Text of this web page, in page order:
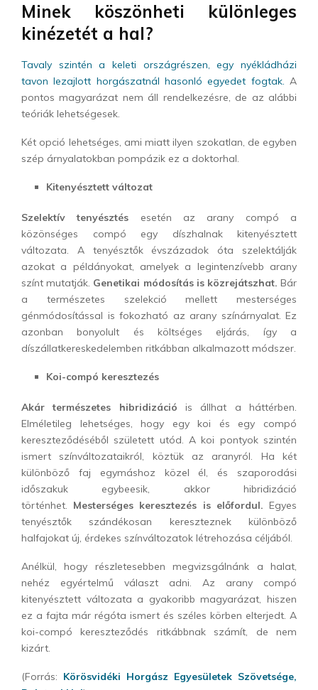
Minek köszönheti különleges
kinézetét a hal?
Tavaly szintén a keleti országrészen, egy nyékládházi
tavon lezajlott horgászatnál hasonló egyedet fogtak. A
pontos magyarázat nem áll rendelkezésre, de az alábbi
teóriák lehetségesek.
Két opció lehetséges, ami miatt ilyen szokatlan, de egyben
szép árnyalatokban pompázik ez a doktorhal.
Kitenyésztett változat
Szelektív tenyésztés esetén az arany compó a
közönséges compó egy díszhalnak kitenyésztett
változata. A tenyésztők évszázadok óta szelektálják
azokat a példányokat, amelyek a legintenzívebb arany
színt mutatják. Genetikai módosítás is közrejátszhat. Bár
a természetes szelekció mellett mesterséges
génmódosítással is fokozható az arany színárnyalat. Ez
azonban bonyolult és költséges eljárás, így a
díszállatkereskedelemben ritkábban alkalmazott módszer.
Koi-compó keresztezés
Akár természetes hibridizáció is állhat a háttérben.
Elméletileg lehetséges, hogy egy koi és egy compó
kereszteződéséből született utód. A koi pontyok szintén
ismert színváltozataikról, köztük az aranyról. Ha két
különböző faj egymáshoz közel él, és szaporodási
időszakuk egybeesik, akkor hibridizáció
történhet. Mesterséges keresztezés is előfordul.Egyes
tenyésztők szándékosan kereszteznek különböző
halfajokat új, érdekes színváltozatok létrehozása céljából.
Anélkül, hogy részletesebben megvizsgálnánk a halat,
nehéz egyértelmű választ adni. Az arany compó
kitenyésztett változata a gyakoribb magyarázat, hiszen
ez a fajta már régóta ismert és széles körben elterjedt. A
koi-compó kereszteződés ritkábbnak számít, de nem
kizárt.
(Forrás: Körösvidéki Horgász Egyesületek Szövetsége,